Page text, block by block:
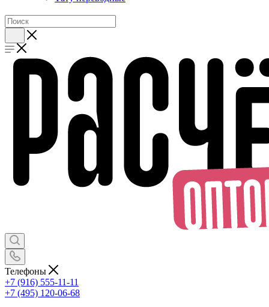
Телефоны
+7 (916) 555-11-11
+7 (495) 120-06-68